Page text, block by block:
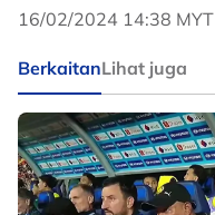
16/02/2024 14:38 MYT
BerkaitanLihat juga